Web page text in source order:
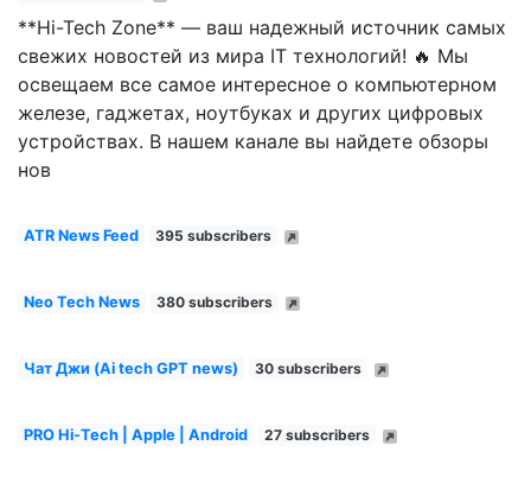
**Hi-Tech Zone** — ваш надежный источник самых
свежих новостей из мира IT технологий! 🔥 Мы
освещаем все самое интересное о компьютерном
железе, гаджетах, ноутбуках и других цифровых
устройствах. В нашем канале вы найдете обзоры
нов
ATR News Feed 395 subscribers
Nеo Tech News 380 subscribers
Чат Джи (Ai tech GPT news) 30 subscribers
PRO Hi-Tech | Apple | Android 27 subscribers